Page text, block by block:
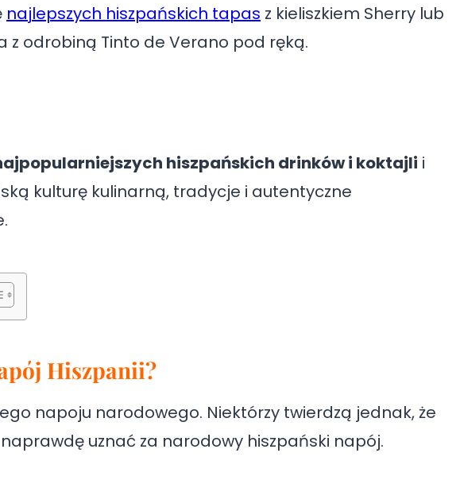
najlepszych hiszpańskich tapas z kieliszkiem Sherry lub
z odrobiną Tinto de Verano pod ręką.
hiszpańskich drinków i koktajli i
kulturę kulinarną, tradycje i autentyczne
Hiszpanii?
napoju narodowego. Niektórzy twierdzą jednak, że
uznać za narodowy hiszpański napój.